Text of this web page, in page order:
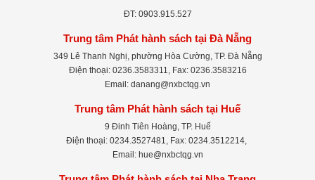
ĐT: 0903.915.527
Trung tâm Phát hành sách tại Đà Nẵng
349 Lê Thanh Nghị, phường Hòa Cường, TP. Đà Nẵng
Điện thoại: 0236.3583311, Fax: 0236.3583216
Email: danang@nxbctqg.vn
Trung tâm Phát hành sách tại Huế
9 Đinh Tiên Hoàng, TP. Huế
Điện thoại: 0234.3527481, Fax: 0234.3512214,
Email: hue@nxbctqg.vn